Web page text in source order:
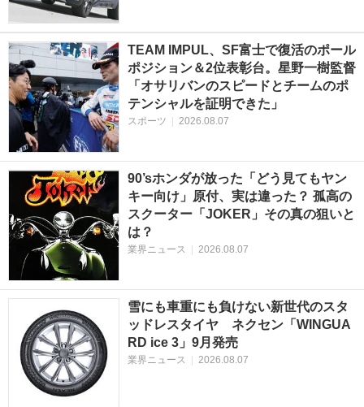
TEAM IMPUL、SF富士で復活のポール
ポジション＆2位表彰台。星野一樹監督
「オサリバンのスピードとチームのポ
テンシャルを証明できた」
スポーツ 2026.08.07
90’sホンダが放った「どう見てもヤン
キー向け」原付、実は違った？ 孤高の
スクーター「JOKER」その真の狙いと
は？
業界ニュース 2026.08.07
雪にも車重にも負けない新世代のスタ
ッドレスタイヤ ネクセン「WINGUA
RD ice 3」9月発売
業界ニュース 2026.08.07